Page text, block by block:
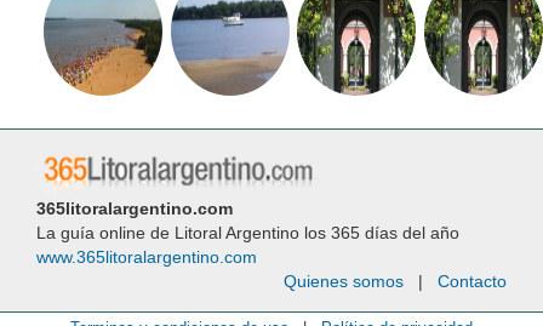
365litoralargentino.com
La guía online de Litoral Argentino los 365 días del año
www.365litoralargentino.com
Quienes somos | Contacto